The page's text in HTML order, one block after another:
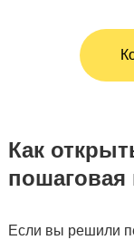
Как
пошаговая
Если вы решили